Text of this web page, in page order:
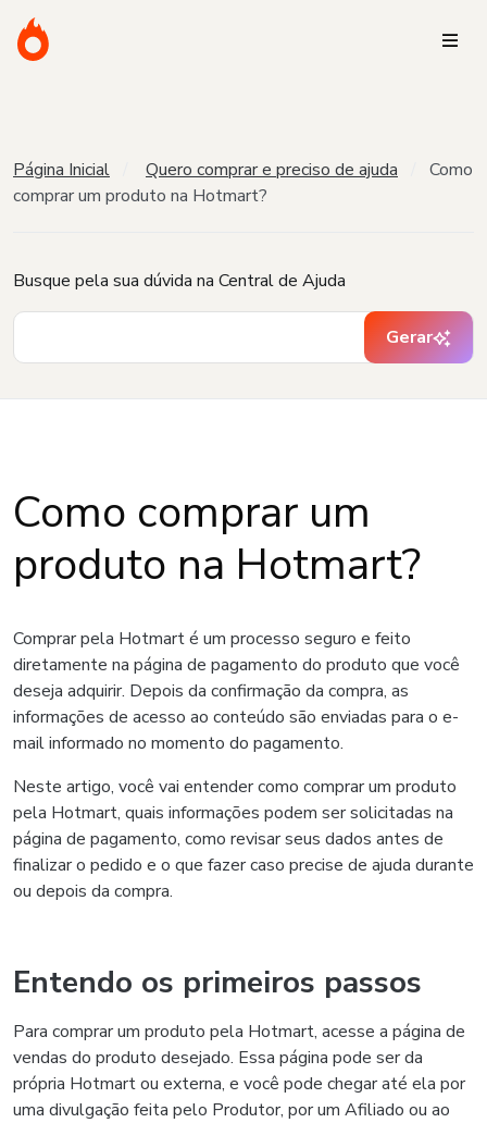
Página Inicial Quero comprar e preciso de ajuda
Como
comprar um produto na Hotmart?
Busque pela sua dúvida na Central de Ajuda
Gerar
Como comprar um
produto na Hotmart?
Comprar pela Hotmart é um processo seguro e feito
diretamente na página de pagamento do produto que você
deseja adquirir. Depois da confirmação da compra, as
informações de acesso ao conteúdo são enviadas para o e-
mail informado no momento do pagamento.
Neste artigo, você vai entender como comprar um produto
pela Hotmart, quais informações podem ser solicitadas na
página de pagamento, como revisar seus dados antes de
finalizar o pedido e o que fazer caso precise de ajuda durante
ou depois da compra.
Entendo os primeiros passos
Para comprar um produto pela Hotmart, acesse a página de
vendas do produto desejado. Essa página pode ser da
própria Hotmart ou externa, e você pode chegar até ela por
uma divulgação feita pelo Produtor, por um Afiliado ou ao